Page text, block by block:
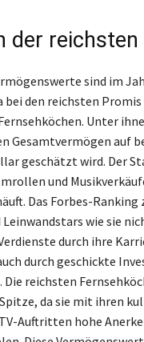
der
sind im
den reichsten Promis
Unter
Gesamtvermögen auf
geschätzt wird. Der
und
Das Forbes-Ranking
Leinwandstars wie sie
durch ihre
durch geschickte
Die reichsten
da sie mit ihren
Auftritten hohe